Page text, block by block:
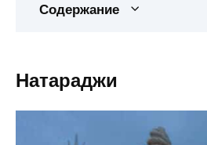
Содержание
Натараджи